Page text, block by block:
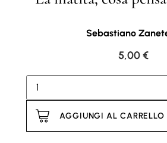
Sebastiano
5,00€
AGGIUNGI AL CARRELLO